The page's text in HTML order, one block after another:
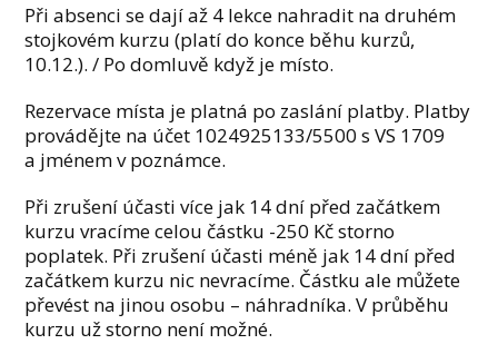
Při absenci se dají až 4 lekce nahradit na druhém
stojkovém kurzu (platí do konce běhu kurzů,
10.12.). / Po domluvě když je místo.
Rezervace místa je platná po zaslání platby. Platby
provádějte na účet 1024925133/5500 s VS 1709
a jménem v poznámce.
Při zrušení účasti více jak 14 dní před začátkem
kurzu vracíme celou částku -250 Kč storno
poplatek. Při zrušení účasti méně jak 14 dní před
začátkem kurzu nic nevracíme. Částku ale můžete
převést na jinou osobu – náhradníka. V průběhu
kurzu už storno není možné.